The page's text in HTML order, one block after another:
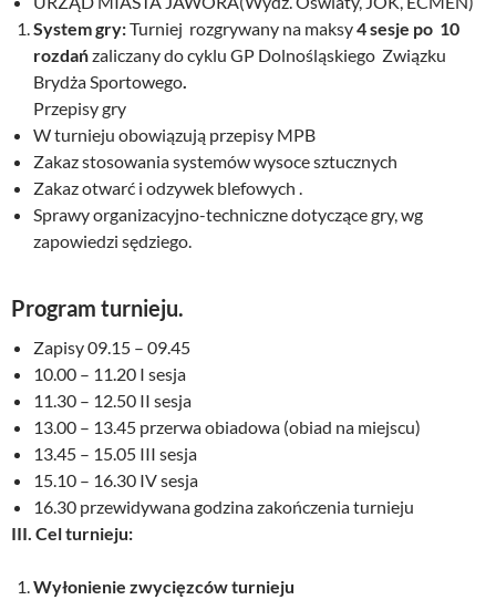
System gry:Turniej rozgrywany na maksy4 sesje po 10
rozdańzaliczany do cyklu GP Dolnośląskiego Związku
Brydża Sportowego.
Przepisy gry
W turnieju obowiązują przepisy MPB
Zakaz stosowania systemów wysoce sztucznych
Zakaz otwarć i odzywek blefowych .
Sprawy organizacyjno-techniczne dotyczące gry, wg
zapowiedzi sędziego.
Program turnieju.
Zapisy 09.15 – 09.45
10.00 – 11.20 I sesja
11.30 – 12.50 II sesja
13.00 – 13.45 przerwa obiadowa (obiad na miejscu)
13.45 – 15.05 III sesja
15.10 – 16.30 IV sesja
16.30 przewidywana godzina zakończenia turnieju
III. Cel turnieju:
Wyłonienie zwycięzców turnieju